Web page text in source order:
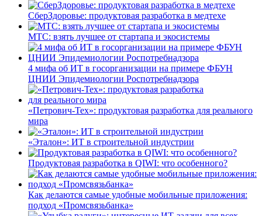
СберЗдоровье: продуктовая разработка в медтехе
МТС: взять лучшее от стартапа и экосистемы
4 мифа об ИТ в госорганизации на примере ФБУН
ЦНИИ Эпидемиологии Роспотребнадзора
«Петрович-Тех»: продуктовая разработка для реального
мира
«Эталон»: ИТ в строительной индустрии
Продуктовая разработка в QIWI: что особенного?
Как делаются самые удобные мобильные приложения:
подход «Промсвязьбанка»